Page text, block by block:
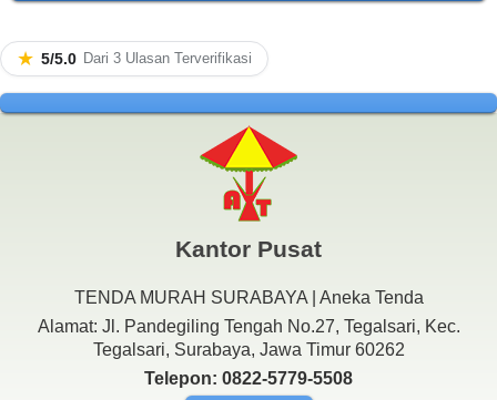
★ 5/5.0 Dari 3 Ulasan Terverifikasi
Kantor Pusat
TENDA MURAH SURABAYA | Aneka Tenda
Alamat: Jl. Pandegiling Tengah No.27, Tegalsari, Kec.
Tegalsari, Surabaya, Jawa Timur 60262
Telepon: 0822-5779-5508